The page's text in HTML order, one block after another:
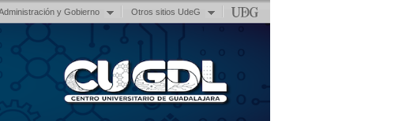
y Gobierno Otros sitios UdeG